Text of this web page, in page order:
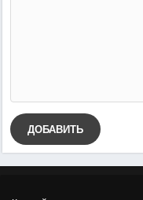
ДОБАВИТЬ